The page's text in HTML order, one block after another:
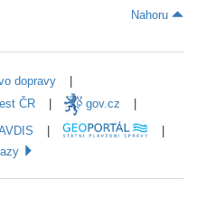
Nahoru
dopravy
ČR
gov.cz